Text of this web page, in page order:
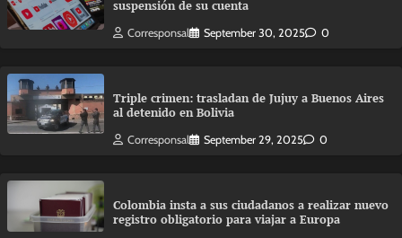
suspensión de su cuenta
Corresponsal September 30, 2025 0
Triple crimen: trasladan de Jujuy a Buenos Aires
al detenido en Bolivia
Corresponsal September 29, 2025 0
Colombia insta a sus ciudadanos a realizar nuevo
registro obligatorio para viajar a Europa